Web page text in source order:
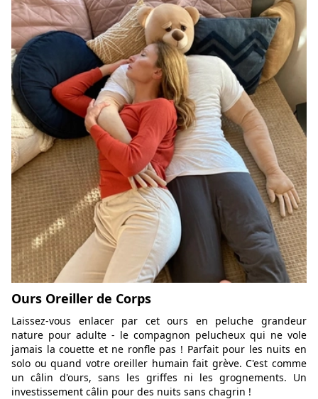
Ours Oreiller de Corps
Laissez-vous enlacer par cet ours en peluche grandeur
nature pour adulte - le compagnon pelucheux qui ne vole
jamais la couette et ne ronfle pas ! Parfait pour les nuits en
solo ou quand votre oreiller humain fait grève. C'est comme
un câlin d'ours, sans les griffes ni les grognements. Un
investissement câlin pour des nuits sans chagrin !